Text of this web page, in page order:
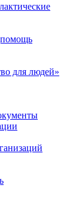
для людей»